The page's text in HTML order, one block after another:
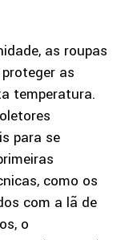
as roupas
as
temperatura.
para se
como os
com a lã de
o